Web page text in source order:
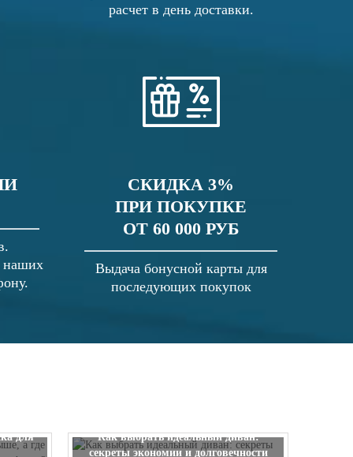
расчет в день доставки.
наших
СКИДКА 3%
ПРИ ПОКУПКЕ
ОТ 60 000 РУБ
Выдача бонусной карты для
последующих покупок
для
Как выбрать идеальный диван:
секреты экономии и долговечности